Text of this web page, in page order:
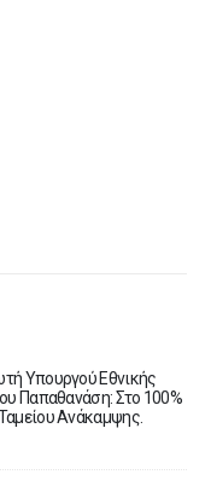
Υπουργού Εθνικής
Παπαθανάση: Στο 100%
Ανάκαμψης.